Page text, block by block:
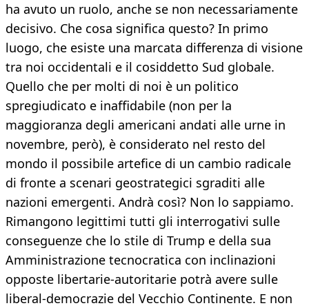
ha avuto un ruolo, anche se non necessariamente
decisivo. Che cosa significa questo? In primo
luogo, che esiste una marcata differenza di visione
tra noi occidentali e il cosiddetto Sud globale.
Quello che per molti di noi è un politico
spregiudicato e inaffidabile (non per la
maggioranza degli americani andati alle urne in
novembre, però), è considerato nel resto del
mondo il possibile artefice di un cambio radicale
di fronte a scenari geostrategici sgraditi alle
nazioni emergenti. Andrà così? Non lo sappiamo.
Rimangono legittimi tutti gli interrogativi sulle
conseguenze che lo stile di Trump e della sua
Amministrazione tecnocratica con inclinazioni
opposte libertarie-autoritarie potrà avere sulle
liberal-democrazie del Vecchio Continente. E non